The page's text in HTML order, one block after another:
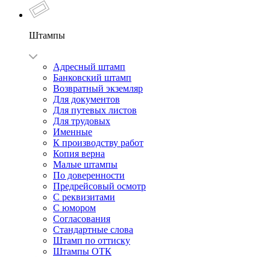
Штампы
Адресный штамп
Банковский штамп
Возвратный экземляр
Для документов
Для путевых листов
Для трудовых
Именные
К производству работ
Копия верна
Малые штампы
По доверенности
Предрейсовый осмотр
С реквизитами
С юмором
Согласования
Стандартные слова
Штамп по оттиску
Штампы ОТК